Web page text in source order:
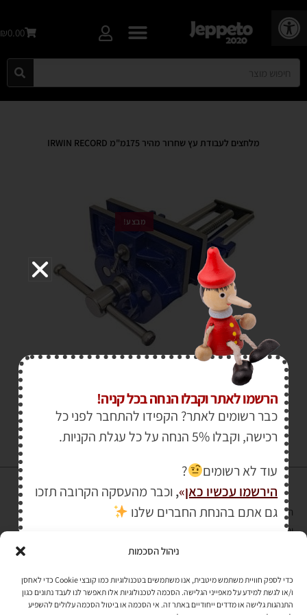
פתח סרגל נגישות
ניהול הסכמות
כדי לספק חוויית משתמש מיטבית, אנו משתמשים בטכנולוגיות כמו קובצי Cookie כדי לאחסן
ו/או לגשת למידע על מאפייני הגלישה. הסכמה לטכנולוגיות אלו תאפשר לנו לעבד נתונים כגון
התנהגות גלישה או מדדים ייחודיים באתר זה. אי הסכמה או ביטול הסכמה עלולים להשפיע
₪0.00
מלחצים לעבודת עץ שחרור מהיר 175מ"מ IRWIN RECORD
מבצע!
והעומד בתקן אבטחה PCI DSS Level-1
לתקנון האתר»
הרשמו לאתר וקבלו הנחה בכל קניה!
כבר רשומים לאתר? הקפידו להתחבר לפני כל
רכישה, וקבלו 5% הנחה על כל עגלת הקניות.
עוד לא רשומים
?
הירשמו עכשיו כאן»
, וכבר מהעסקה הקרובה תזכו
גם אתם בהנחת החברים שלנו